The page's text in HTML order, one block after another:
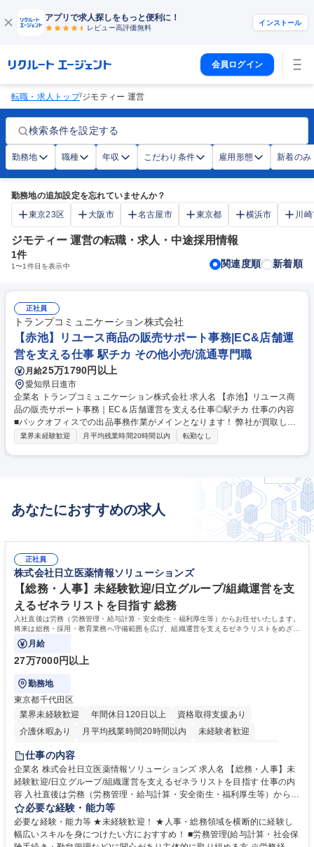
アプリで求人探しをもっと便利に！
レビュー高評価無料
インストール
会員ログイン
転職・求人トップ/ジモティー 運営
検索条件を設定する
勤務地 職種 年収 こだわり条件 雇用形態 新着のみ
勤務地の追加設定を忘れていませんか？
東京23区
大阪市 名古屋市 東京都 横浜市 川
ジモティー 運営の転職・求人・中途採用情報
1件
1〜1 件目を表示中 関連度順 新着順
正社員
トランプコミュニケーション株式会社
【赤池】リユース商品の販売サポート事務|EC&店舗運
営を支える仕事 駅チカ その他小売/流通専門職
月給25万1790円以上
愛知県日進市
企業名 トランプコミュニケーション株式会社 求人名 【赤池】リユース商
品の販売サポート事務｜EC＆店舗運営を支える仕事◎駅チカ 仕事の内容
■バックオフィスでの出品事務作業がメインとなります！ 弊社が買取した
商品のヤフオク、メルカリ、Amazon、ジモティーなどのWebオークショ
を運び出すという力作業は別部門が担当し、顧客先への直接的な営業・提
C＆店舗運営を支える仕事◎駅チカ
業界未経験歓迎 月平均残業時間20時間以内 転勤なし
あなたにおすすめの求人
正社員
株式会社日立医薬情報ソリューションズ
【総務・人事】未経験歓迎/日立グループ/組織運営を支
えるゼネラリストを目指す 総務
入社直後は労務（労務管理・給与計算・安全衛生・福利厚生等）からお任せいたします。
将来は総務・採用・教育業務へ守備範囲を広げ、組織運営を支えるゼネラリストをめざせ
ます。
月給
27万7000円以上
勤務地
東京都千代田区
業界未経験歓迎
年間休日120日以上
資格取得支援あり
介護休暇あり
月平均残業時間20時間以内
未経験者歓迎
住宅手当あり
育休あり
完全週休2日制 交通費支給 土日祝休み 寮・社宅あり
仕事の内容
企業名 株式会社日立医薬情報ソリューションズ 求人名 【総務・人事】未
経験歓迎/日立グループ/組織運営を支えるゼネラリストを目指す 仕事の内
容 入社直後は労務（労務管理・給与計算・安全衛生・福利厚生等）からお
任せいたします。将来は総務・採用・教育業務へ守備範囲を広げ、組織運
営を支えるゼネラリストをめざせます。 ・初期業務：労働時間管理、給与
計算、社会保険対応、福利厚生管理、安全衛生、健康経営推進等をお任せ
します。ご経験に応じて、休職者管理など、幅広く経験を積んでいただき
必要な経験・能力等
必要な経験・能力等 ★未経験歓迎！ ★人事・総務領域を横断的に経験し
幅広いスキルを身につけたい方におすすめ！ ■労務管理(給与計算・社会保